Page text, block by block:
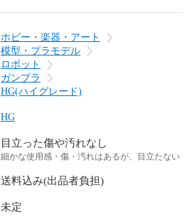
ホビー・楽器・アート
模型・プラモデル
ロボット
ガンプラ
HG(ハイグレード)
HG
目立った傷や汚れなし
細かな使用感・傷・汚れはあるが、目立たない
送料込み(出品者負担)
未定